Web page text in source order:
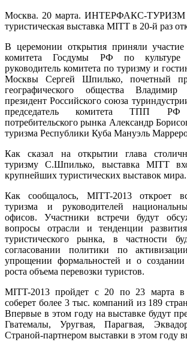
Москва. 20 марта. ИНТЕРФАКС-ТУРИЗМ
туристическая выставка MITT в 20-й раз
В церемонии открытия приняли
комитета Госдумы РФ по культуре
руководитель комитета по туризму и
Москвы Сергей Шпилько, почетный
географического общества
президент Российского союза
председатель комитета ТПП
потребительского рынка Александр
туризма Республики Куба Мануэль
Как сказал на открытии глава
туризму С.Шпилько, выставка МITT
крупнейших туристических выставок мира.
Как сообщалось, MITT-2013 откроет
туризма и руководителей
офисов. Участники встречи будут
вопросы отрасли и тенденции
туристического рынка, в частности
согласовании политики по
упрощении формальностей и о
роста объема перевозки туристов.
MITT-2013 пройдет с 20 по 23 марта
соберет более 3 тыс. компаний из 189
Впервые в этом году на выставке будут
Гватемалы, Уругвая, Парагвая,
Страной-партнером выставки в этом году